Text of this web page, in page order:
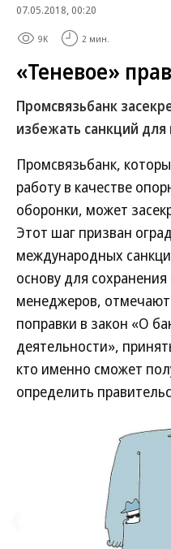
07.05.2018, 00:20
9K 2 мин.
«Теневое»
Промсвязьбанк
избежать санкций
Промсвязьбанк,
работу в качестве
оборонки, может
Этот шаг призван
международных
основу для
менеджеров,
поправки в закон «О
деятельности»,
кто именно сможет
определить